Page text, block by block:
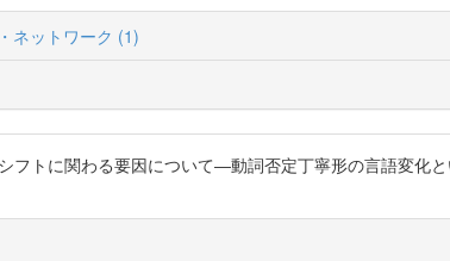
ネットワーク (1)
フトに関わる要因について―動詞否定丁寧形の言語変化